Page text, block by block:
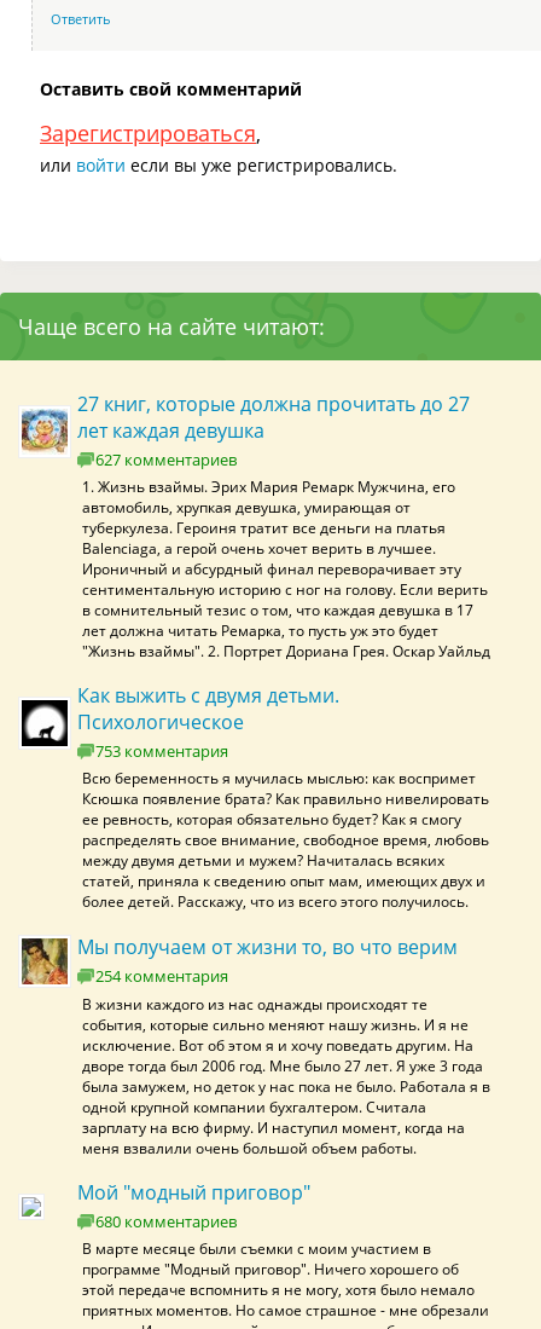
Ответить
Оставить свой комментарий
Зарегистрироваться,
или войти если вы уже регистрировались.
Чаще всего на сайте читают:
27 книг, которые должна прочитать до 27
лет каждая девушка
627 комментариев
1. Жизнь взаймы. Эрих Мария Ремарк Мужчина, его
автомобиль, хрупкая девушка, умирающая от
туберкулеза. Героиня тратит все деньги на платья
Balenciaga, а герой очень хочет верить в лучшее.
Ироничный и абсурдный финал переворачивает эту
сентиментальную историю с ног на голову. Если верить
в сомнительный тезис о том, что каждая девушка в 17
лет должна читать Ремарка, то пусть уж это будет
"Жизнь взаймы". 2. Портрет Дориана Грея. Оскар Уайльд
Как выжить с двумя детьми.
Психологическое
753 комментария
Всю беременность я мучилась мыслью: как воспримет
Ксюшка появление брата? Как правильно нивелировать
ее ревность, которая обязательно будет? Как я смогу
распределять свое внимание, свободное время, любовь
между двумя детьми и мужем? Начиталась всяких
статей, приняла к сведению опыт мам, имеющих двух и
более детей. Расскажу, что из всего этого получилось.
Мы получаем от жизни то, во что верим
254 комментария
В жизни каждого из нас однажды происходят те
события, которые сильно меняют нашу жизнь. И я не
исключение. Вот об этом я и хочу поведать другим. На
дворе тогда был 2006 год. Мне было 27 лет. Я уже 3 года
была замужем, но деток у нас пока не было. Работала я в
одной крупной компании бухгалтером. Считала
зарплату на всю фирму. И наступил момент, когда на
меня взвалили очень большой объем работы.
Мой "модный приговор"
680 комментариев
В марте месяце были съемки с моим участием в
программе "Модный приговор". Ничего хорошего об
этой передаче вспомнить я не могу, хотя было немало
приятных моментов. Но самое страшное - мне обрезали